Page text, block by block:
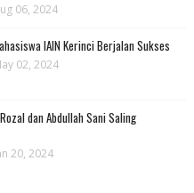
06, 2024
IAIN Kerinci Berjalan Sukses
02, 2024
dan Abdullah Sani Saling
20, 2024